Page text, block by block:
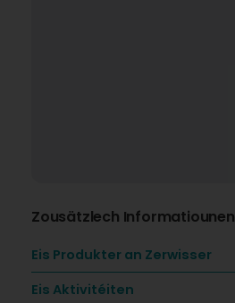
Zousätzlech Informatiounen
Eis Produkter an Zerwisser
Eis Aktivitéiten